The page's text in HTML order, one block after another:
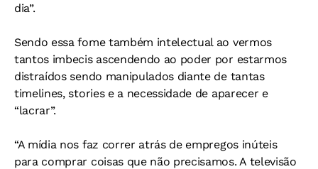
dia”.
Sendo essa fome também intelectual ao vermos
tantos imbecis ascendendo ao poder por estarmos
distraídos sendo manipulados diante de tantas
timelines, stories e a necessidade de aparecer e
“lacrar”.
“A mídia nos faz correr atrás de empregos inúteis
para comprar coisas que não precisamos. A televisão